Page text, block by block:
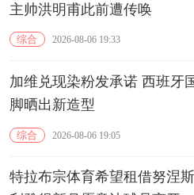
主帅洪明甫此前遭传唤
综合 2026-08-06 19:33
加维兑现染粉发承诺 西班牙
脚晒出新造型
综合 2026-08-06 19:05
特拉布宗体育希望租借努涅斯